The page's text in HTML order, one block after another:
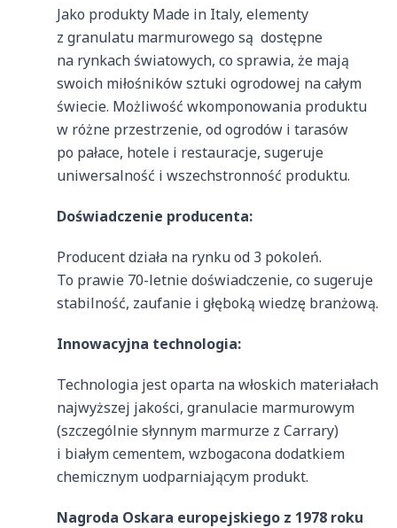
Jako produkty Made in Italy, elementy
z granulatu marmurowego są dostępne
na rynkach światowych, co sprawia, że ​​mają
swoich miłośników sztuki ogrodowej na całym
świecie. Możliwość wkomponowania produktu
w różne przestrzenie, od ogrodów i tarasów
po pałace, hotele i restauracje, sugeruje
uniwersalność i wszechstronność produktu.
Doświadczenie producenta:
Producent działa na rynku od 3 pokoleń.
To prawie 70-letnie doświadczenie, co sugeruje
stabilność, zaufanie i głęboką wiedzę branżową.
Innowacyjna technologia:
Technologia jest oparta na włoskich materiałach
najwyższej jakości, granulacie marmurowym
(szczególnie słynnym marmurze z Carrary)
i białym cementem, wzbogacona dodatkiem
chemicznym uodparniającym produkt.
Nagroda Oskara europejskiego z 1978 roku